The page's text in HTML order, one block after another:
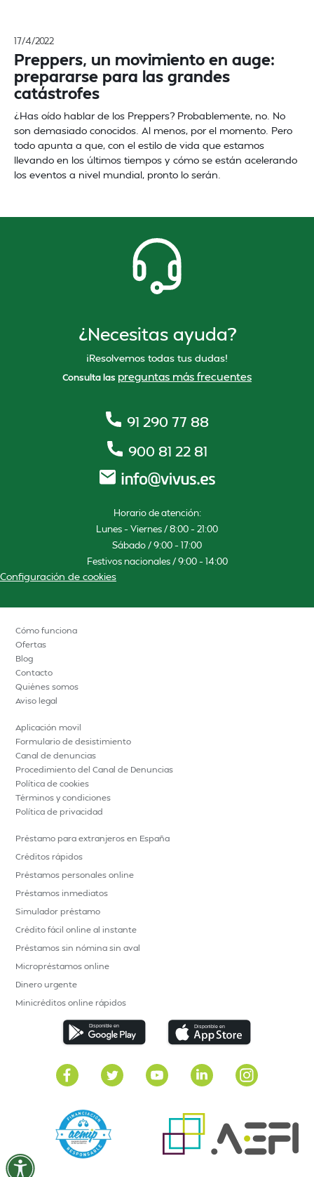
17/4/2022
Preppers, un movimiento en auge:
prepararse para las grandes
catástrofes
¿Has oído hablar de los Preppers? Probablemente, no. No
son demasiado conocidos. Al menos, por el momento. Pero
todo apunta a que, con el estilo de vida que estamos
llevando en los últimos tiempos y cómo se están acelerando
los eventos a nivel mundial, pronto lo serán.
¿Necesitas ayuda?
¡Resolvemos todas tus dudas!
Consulta las preguntas más frecuentes
91 290 77 88
900 81 22 81
Horario de atención:
Lunes – Viernes / 8:00 – 21:00
Sábado / 9:00 – 17:00
Festivos nacionales / 9:00 – 14:00
Configuración de cookies
Cómo funciona
Ofertas
Blog
Contacto
Quiénes somos
Aviso legal
Aplicación movil
Formulario de desistimiento
Canal de denuncias
Procedimiento del Canal de Denuncias
Política de cookies
Términos y condiciones
Política de privacidad
Préstamo para extranjeros en España
Créditos rápidos
Préstamos personales online
Préstamos inmediatos
Simulador préstamo
Crédito fácil online al instante
Préstamos sin nómina sin aval
Micropréstamos online
Dinero urgente
Minicréditos online rápidos